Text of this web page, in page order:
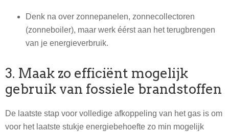
Denk na over zonnepanelen, zonnecollectoren
(zonneboiler), maar werk éérst aan het terugbrengen
van je energieverbruik.
3. Maak zo efficiënt mogelijk
gebruik van fossiele brandstoffen
De laatste stap voor volledige afkoppeling van het gas is om
voor het laatste stukje energiebehoefte zo min mogelijk